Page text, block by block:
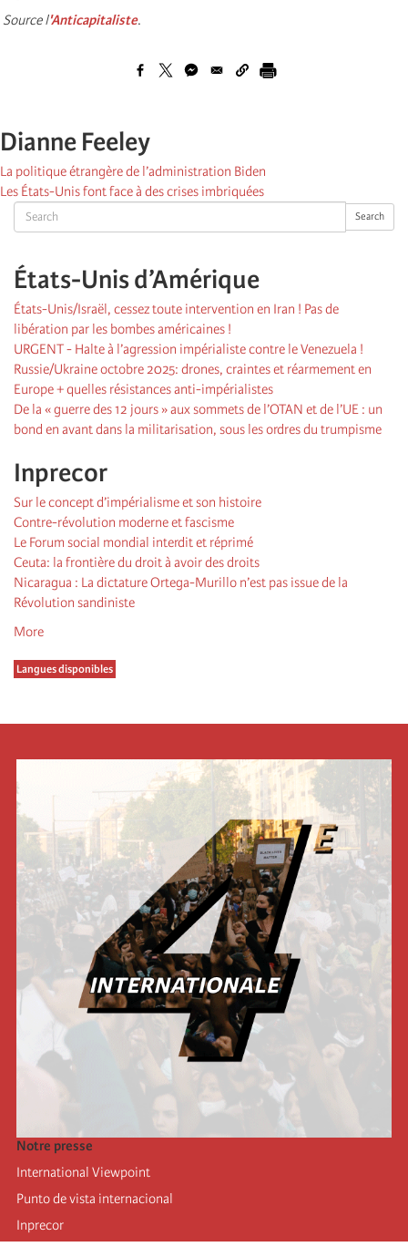
Search Search
États-Unis d’Amérique
États-Unis/Israël, cessez toute intervention en Iran ! Pas de
libération par les bombes américaines !
URGENT - Halte à l’agression impérialiste contre le Venezuela !
Russie/Ukraine octobre 2025: drones, craintes et réarmement en
Europe + quelles résistances anti-impérialistes
De la « guerre des 12 jours » aux sommets de l’OTAN et de l’UE : un
bond en avant dans la militarisation, sous les ordres du trumpisme
Inprecor
Sur le concept d’impérialisme et son histoire
Contre-révolution moderne et fascisme
Le Forum social mondial interdit et réprimé
Ceuta: la frontière du droit à avoir des droits
Nicaragua : La dictature Ortega-Murillo n’est pas issue de la
Révolution sandiniste
More
Langues disponibles
Source l'Anticapitaliste.
Dianne Feeley
La politique étrangère de l’administration Biden
Les États-Unis font face à des crises imbriquées
Notre presse
International Viewpoint
Punto de vista internacional
Inprecor